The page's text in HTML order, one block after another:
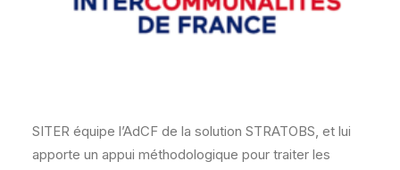
SITER équipe l’AdCF de la solution STRATOBS, et lui
apporte un appui méthodologique pour traiter les